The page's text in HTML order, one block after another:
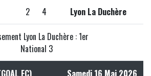
2 4 Lyon La Duchère
Lyon La Duchère : 1er
National 3
FC) Samedi 16 Mai 2026